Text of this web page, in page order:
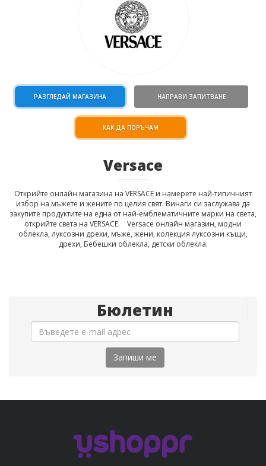
РАЗГЛЕДАЙ МАГАЗИНА НАПРАВИ ЗАПИТВАНЕ
КАК ДА ПОРЪЧАМ
Versace
Открийте онлайн магазина на VERSACE и намерете най-типичният
избор на мъжете и жените по целия свят. Винаги си заслужава да
закупите продуктите на една от най-емблематичните марки на света,
открийте света на VERSACE. Versace онлайн магазин, модни
облекла, луксозни дрехи, мъже, жени, колекция луксозни къщи,
дрехи, Бебешки облекла, детски облекла.
Бюлетин
Запиши ме